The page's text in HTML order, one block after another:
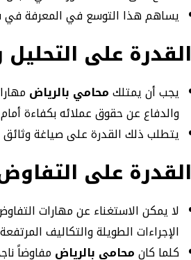
يساهم هذا التوسع في المعرفة في
القدرة على
يجب أن يمتلكمحامي بالرياض
والدفاع عن حقوق عملائه بكفاءة
يتطلب ذلك القدرة على صياغة وثائق
القدرة على
لا يمكن الاستغناء عن مهارات
الإجراءات الطويلة والتكاليف
كلما كانمحامي بالرياض مفاوضاً